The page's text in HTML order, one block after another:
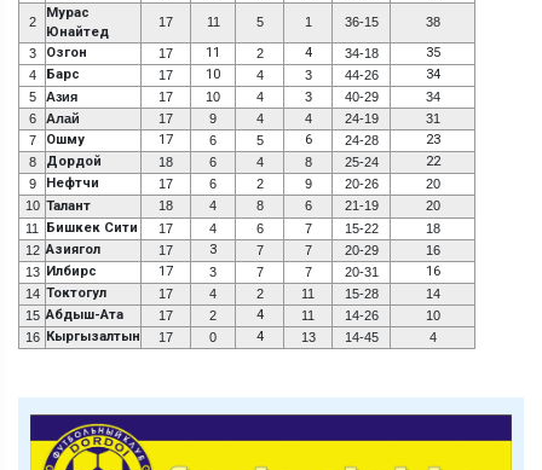
2
Мурас
Юнайтед
17 11 5 1 36-15 38
3 Озгон 17 11 2 4 34-18 35
4 Барс 17 10 4 3 44-26 34
5 Азия 17 10 4 3 40-29
34
6
Алай 17 9 4 4 24-19
31
7
Ошму 17 6 5 6 24-28 23
8 Дордой 18 6 4 8 25-24 22
9 Нефтчи 17 6 2 9 20-26
20
10 Талант 18 4 8 6 21-19
20
11
Бишкек Сити 17 4 6 7 15-22
18
12 Азиягол 17 3 7 7 20-29
16
13 Илбирс 17 3 7 7 20-31 16
14 Токтогул 17 4 2 11 15-28
14
15 Абдыш-Ата 17 2 4 11 14-26
10
16 Кыргызалтын 17 0 4 13 14-45 4